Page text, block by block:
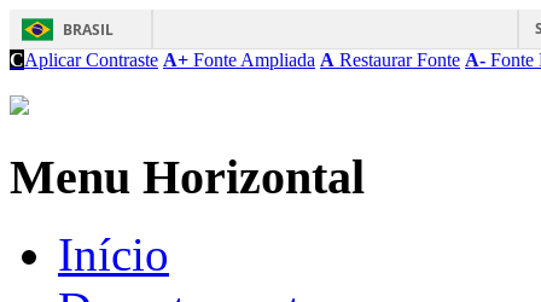
BRASIL
CAplicar Contraste A+ Fonte Ampliada A Restaurar Fonte A- Fonte
Menu Horizontal
Início